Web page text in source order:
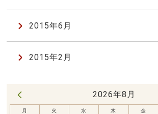
2015年6月
2015年2月
2026年8月
月 火 水 木 金